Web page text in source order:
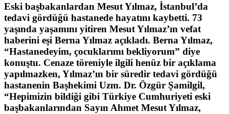
Eski başbakanlardan Mesut Yılmaz, İstanbul’da
tedavi gördüğü hastanede hayatını kaybetti. 73
yaşında yaşamını yitiren Mesut Yılmaz’ın vefat
haberini eşi Berna Yılmaz açıkladı. Berna Yılmaz,
“Hastanedeyim, çocuklarımı bekliyorum” diye
konuştu. Cenaze töreniyle ilgili henüz bir açıklama
yapılmazken, Yılmaz’ın bir süredir tedavi gördüğü
hastanenin Başhekimi Uzm. Dr. Özgür Şamilgil,
“Hepimizin bildiği gibi Türkiye Cumhuriyeti eski
başbakanlarından Sayın Ahmet Mesut Yılmaz,